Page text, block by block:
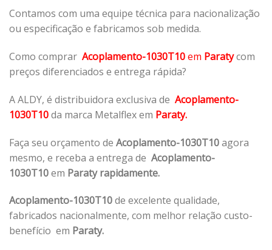
Contamos com uma equipe técnica para nacionalização
ou especificação e fabricamos sob medida.
Como comprar Acoplamento-1030T10em Paratycom
preços diferenciados e entrega rápida?
A ALDY, é distribuidora exclusiva de Acoplamento-
1030T10da marca Metalflex em Paraty.
Faça seu orçamento de Acoplamento-1030T10agora
mesmo, e receba a entrega de Acoplamento-
1030T10em Paraty rapidamente.
Acoplamento-1030T10de excelente qualidade,
fabricados nacionalmente, com melhor relação custo-
benefício em Paraty.